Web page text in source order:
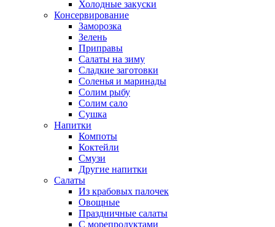
Холодные закуски
Консервирование
Заморозка
Зелень
Приправы
Салаты на зиму
Сладкие заготовки
Соленья и маринады
Солим рыбу
Солим сало
Сушка
Напитки
Компоты
Коктейли
Смузи
Другие напитки
Салаты
Из крабовых палочек
Овощные
Праздничные салаты
С морепродуктами